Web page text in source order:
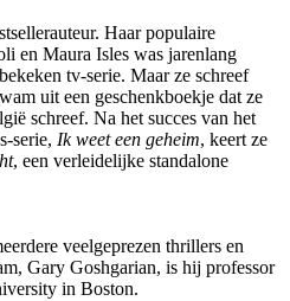
Haar populaire
en Maura Isles was jarenlang
tv-serie. Maar ze schreef
uit een geschenkboekje dat ze
schreef. Na het succes van het
serie, Ik weet een geheim, keert ze
, een verleidelijke standalone
veelgeprezen thrillers en
Gary Goshgarian, is hij professor
in Boston.